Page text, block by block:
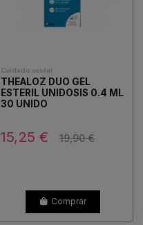
Cuidado ocular
THEALOZ DUO GEL
ESTERIL UNIDOSIS 0.4 ML
30 UNIDO
15,25 € 19,90 €
Comprar